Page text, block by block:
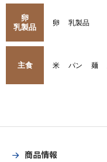
卵
乳製品
卵 乳製品
主食 米 パン 麺
商品情報